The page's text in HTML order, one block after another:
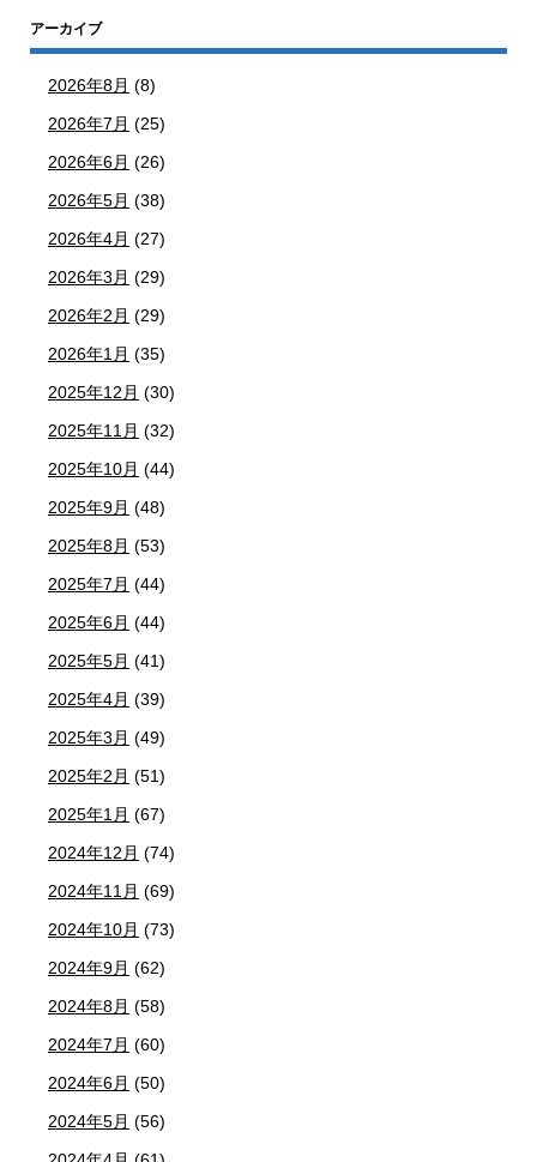
アーカイブ
2026年8月 (8)
2026年7月 (25)
2026年6月 (26)
2026年5月 (38)
2026年4月 (27)
2026年3月 (29)
2026年2月 (29)
2026年1月 (35)
2025年12月 (30)
2025年11月 (32)
2025年10月 (44)
2025年9月 (48)
2025年8月 (53)
2025年7月 (44)
2025年6月 (44)
2025年5月 (41)
2025年4月 (39)
2025年3月 (49)
2025年2月 (51)
2025年1月 (67)
2024年12月 (74)
2024年11月 (69)
2024年10月 (73)
2024年9月 (62)
2024年8月 (58)
2024年7月 (60)
2024年6月 (50)
2024年5月 (56)